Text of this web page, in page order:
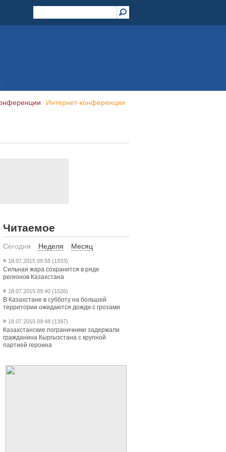
Интернет-конференции
Читаемое
Сегодня Неделя Месяц
18.07.2015 09:58 (1933)
Сильная жара сохранится в ряде
регионов Казахстана
18.07.2015 09:40 (1526)
В Казахстане в субботу на большей
территории ожидаются дожди с грозами
18.07.2015 09:48 (1397)
Казахстанские пограничники задержали
гражданина Кыргызстана с крупной
партией героина